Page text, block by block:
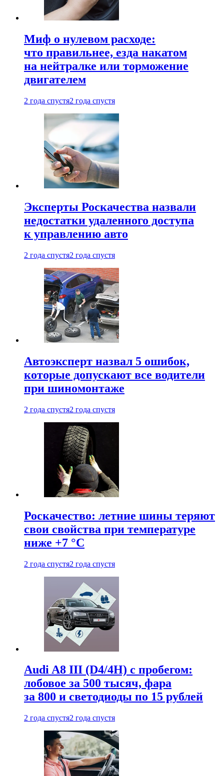
Миф о нулевом расходе:
что правильнее, езда накатом
на нейтралке или торможение
двигателем
2 года спустя2 года спустя
Эксперты Роскачества назвали
недостатки удаленного доступа
к управлению авто
2 года спустя2 года спустя
Автоэксперт назвал 5 ошибок,
которые допускают все водители
при шиномонтаже
2 года спустя2 года спустя
Роскачество: летние шины теряют
свои свойства при температуре
ниже +7 °C
2 года спустя2 года спустя
Audi A8 III (D4/4H) c пробегом:
лобовое за 500 тысяч, фара
за 800 и светодиоды по 15 рублей
2 года спустя2 года спустя